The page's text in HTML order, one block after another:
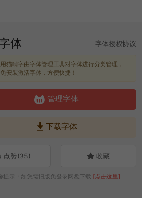
体 字体授权协议
猫啃字由字体管理工具对字体进行分类管理，
安装激活字体，方便快捷！
管理字体
 下载字体
点赞(35) 收藏
提示：如您需旧版免登录网盘下载 [点击这里]